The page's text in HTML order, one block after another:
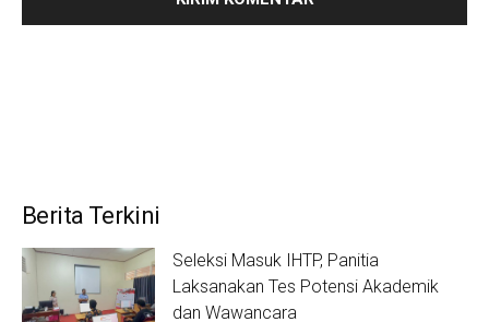
Berita Terkini
Seleksi Masuk IHTP, Panitia
Laksanakan Tes Potensi Akademik
dan Wawancara